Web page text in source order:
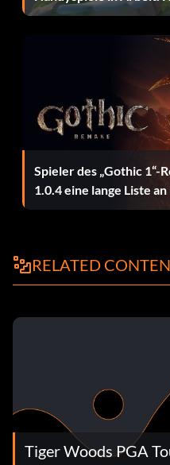
We've Only Just Begun
Nationwide Tour-Event
Ich habe mir meine Karte
Ping Pitchman (Bronze):
PING Level 4 Sponsoring
Training Wheels (Bronze):
Trainingsevent im Modus
Custom Shot aus 100
Yard an der Fahnenstange.
Eine neue Generation
Werbe-Ikone (Silber):
Level 4 Sponsoring
Das erste Mal EVER!!
als auch das Masters in
Spieler des „Gothic 1“-
1.0.4 eine lange Liste
RELATED
Tiger Woods PGA